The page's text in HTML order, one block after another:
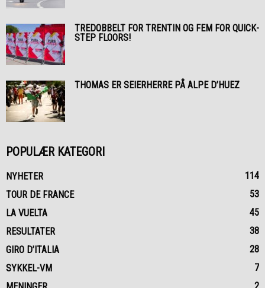
TREDOBBELT FOR TRENTIN OG FEM FOR QUICK-
STEP FLOORS!
THOMAS ER SEIERHERRE PÅ ALPE D’HUEZ
POPULÆR KATEGORI
NYHETER
114
TOUR DE FRANCE
53
LA VUELTA
45
RESULTATER
38
GIRO D’ITALIA
28
SYKKEL-VM
7